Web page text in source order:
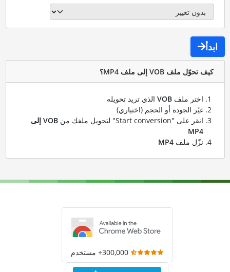
ابدأ
كيف تحوّل ملف VOB إلى ملف MP4؟
اختر ملف VOBالذي تريد تحويله
غيّر الجودة أو الحجم (اختياري)
انقر على "Start conversion" لتحويل ملفك من
VOB إلى
MP4
نزّل ملف MP4
300,000+ مستخدم